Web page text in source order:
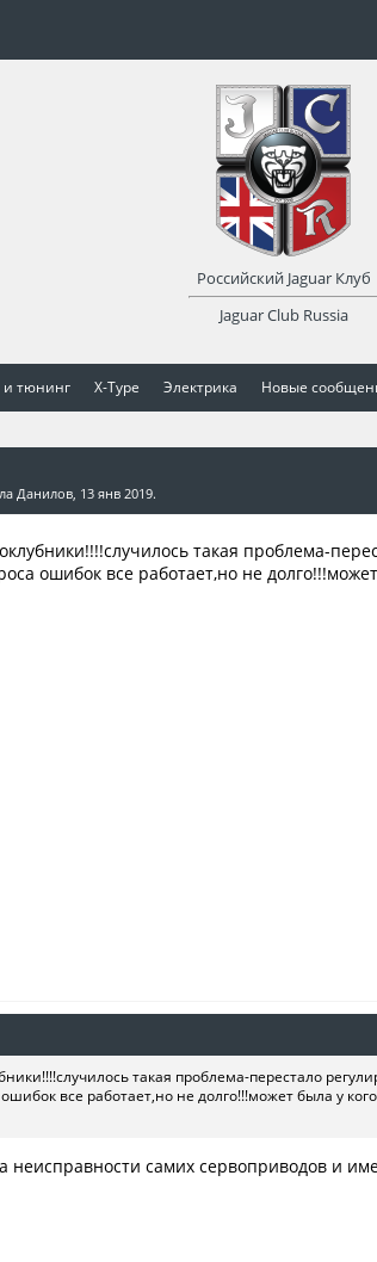
и тюнинг X-Type Электрика Новые
Данилов, 13 янв 2019.
такая проблема-
ошибок все работает,но не
такая проблема-перестало
все работает,но не долго!!!может была у
неисправности самих сервоприводов и
Российский Jaguar Клуб
Jaguar Club Russia